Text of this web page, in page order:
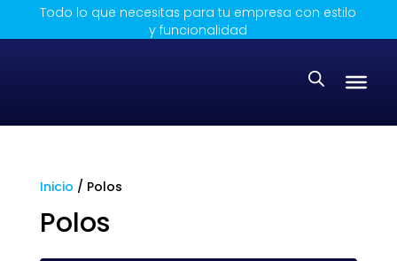
Todo lo que necesitas para tu empresa con estilo
y funcionalidad
Inicio / Polos
Polos